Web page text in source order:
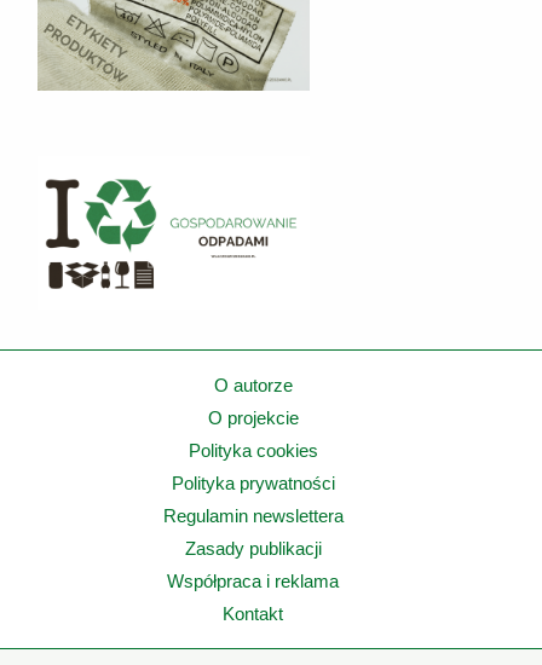
O autorze
O projekcie
Polityka cookies
Polityka prywatności
Regulamin newslettera
Zasady publikacji
Współpraca i reklama
Kontakt